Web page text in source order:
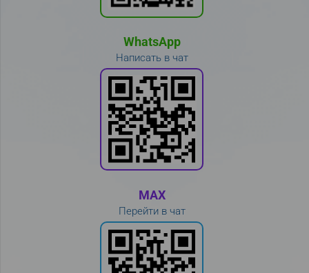
WhatsApp
Написать в чат
MAX
Перейти в чат